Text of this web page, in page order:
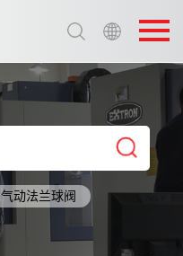
气动法兰球阀